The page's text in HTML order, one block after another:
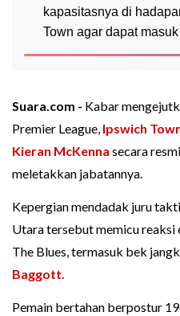
kapasitasnya di
Town agar dapat
Suara.com - Kabar
Premier League, Ipswich
Kieran McKenna secara
meletakkan jabatannya.
Kepergian mendadak juru
Utara tersebut memicu reaksi
The Blues, termasuk bek
Baggott.
Pemain bertahan berpostur